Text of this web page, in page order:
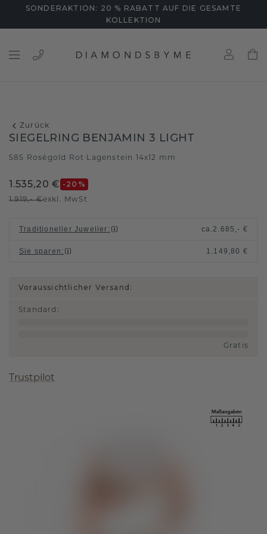
SONDERAKTION: 20 % RABATT AUF DIE GESAMTE
KOLLEKTION
Zurück
SIEGELRING BENJAMIN 3 LIGHT
585 Roségold Rot Lagenstein 14x12 mm
1.535,20 € -20 %
1.919,- €exkl. MwSt
Traditioneller Juwelier : ca.2.685,- €
Sie sparen : 1.149,80 €
Voraussichtlicher Versand:
Standard :
Gratis
Trustpilot